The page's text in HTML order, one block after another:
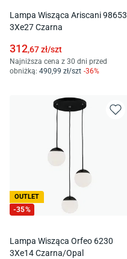
Lampa Wisząca Ariscani 98653
3Xe27 Czarna
312,67zł/szt
Najniższa cena z 30 dni przed
obniżką: 490,99 zł/szt -36%
OUTLET
-35%
Lampa Wisząca Orfeo 6230
3Xe14 Czarna/Opal